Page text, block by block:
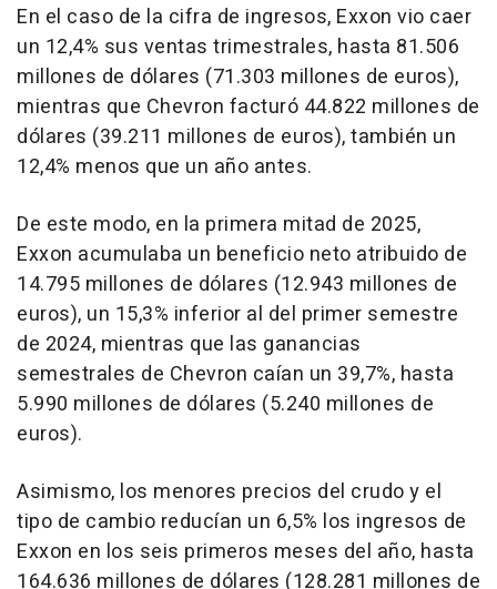
En el caso de la cifra de ingresos, Exxon vio caer
un 12,4% sus ventas trimestrales, hasta 81.506
millones de dólares (71.303 millones de euros),
mientras que Chevron facturó 44.822 millones de
dólares (39.211 millones de euros), también un
12,4% menos que un año antes.
De este modo, en la primera mitad de 2025,
Exxon acumulaba un beneficio neto atribuido de
14.795 millones de dólares (12.943 millones de
euros), un 15,3% inferior al del primer semestre
de 2024, mientras que las ganancias
semestrales de Chevron caían un 39,7%, hasta
5.990 millones de dólares (5.240 millones de
euros).
Asimismo, los menores precios del crudo y el
tipo de cambio reducían un 6,5% los ingresos de
Exxon en los seis primeros meses del año, hasta
164.636 millones de dólares (128.281 millones de